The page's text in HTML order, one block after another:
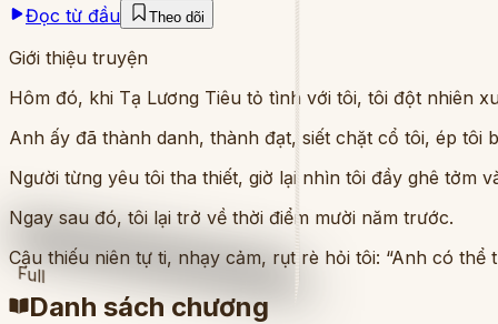
Full
Đọc từ đầu
Theo dõi
Giới thiệu truyện
Hôm đó, khi Tạ Lương Tiêu tỏ tình với tôi, tôi đột nhiên
Anh ấy đã thành danh, thành đạt, siết chặt cổ tôi, ép
Người từng yêu tôi tha thiết, giờ lại nhìn tôi đầy ghê tởm
Ngay sau đó, tôi lại trở về thời điểm mười năm trước.
Cậu thiếu niên tự ti, nhạy cảm, rụt rè hỏi tôi: “Anh có thể
Danh sách chương